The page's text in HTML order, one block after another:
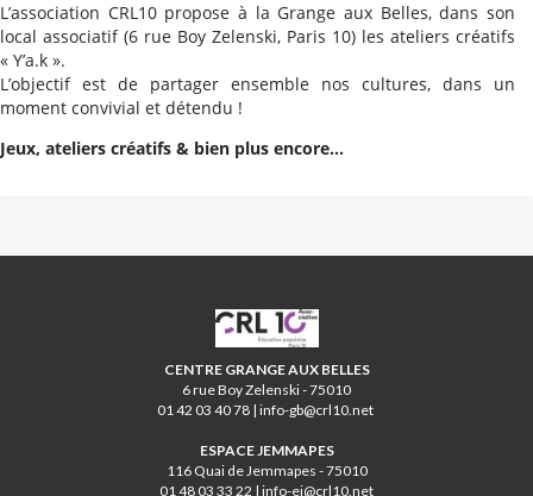
L’association CRL10 propose à la Grange aux Belles, dans son
local associatif (6 rue Boy Zelenski, Paris 10) les ateliers créatifs
« Y’a.k ».
L’objectif est de partager ensemble nos cultures, dans un
moment convivial et détendu !
Jeux, ateliers créatifs & bien plus encore...
CRL10
CENTRE GRANGE AUX BELLES
6 rue Boy Zelenski - 75010
01 42 03 40 78 | info-gb@crl10.net
ESPACE JEMMAPES
116 Quai de Jemmapes - 75010
01 48 03 33 22 | info-ej@crl10.net